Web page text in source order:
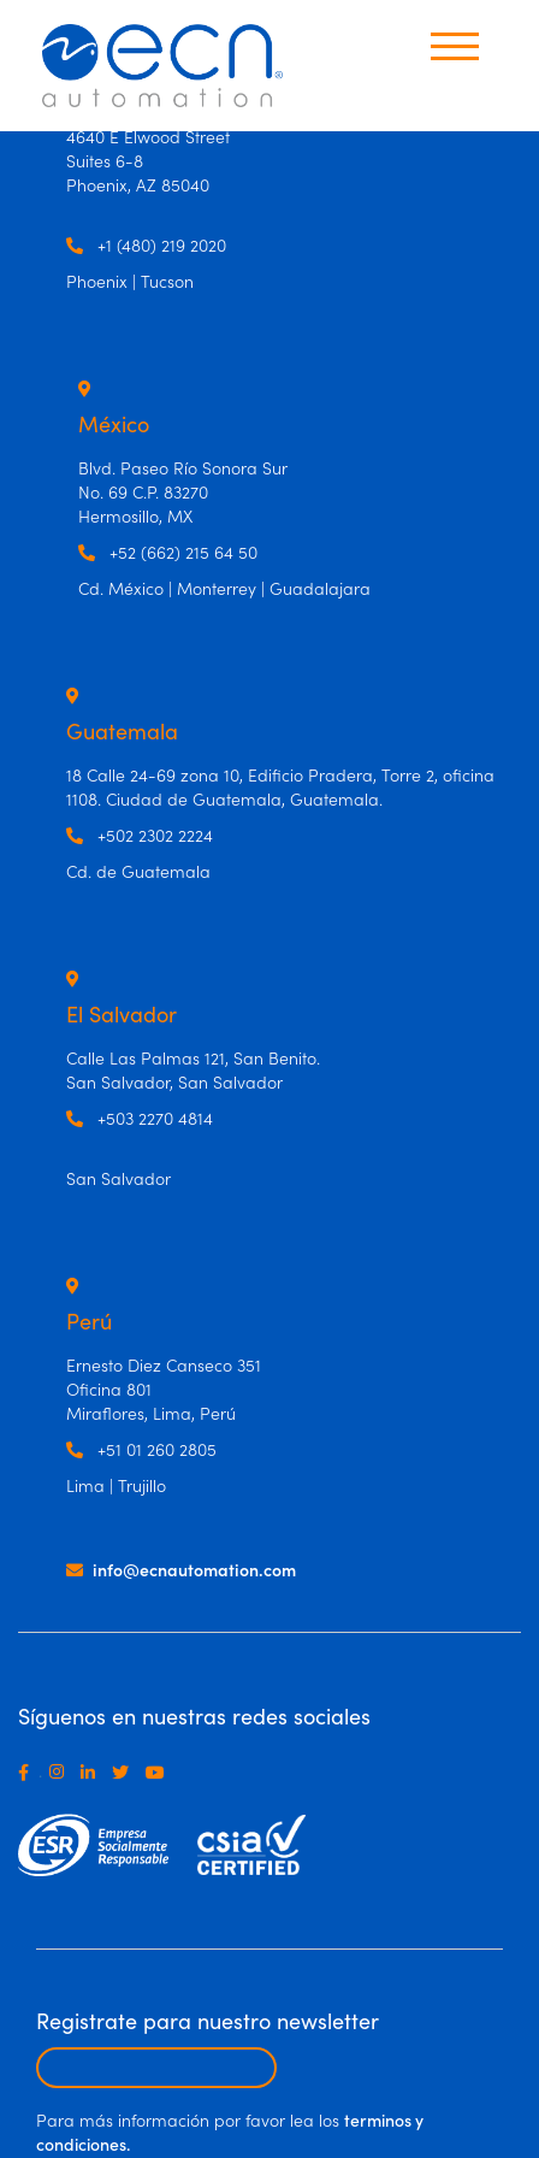
Productos
Oficinas
Contáctanos
USA
4640 E Elwood Street
Suites 6-8
Phoenix, AZ 85040
+1 (480) 219 2020
Phoenix | Tucson
México
Blvd. Paseo Río Sonora Sur
No. 69 C.P. 83270
Hermosillo, MX
+52 (662) 215 64 50
Cd. México | Monterrey | Guadalajara
Guatemala
18 Calle 24-69 zona 10, Edificio Pradera, Torre 2, oficina
1108. Ciudad de Guatemala, Guatemala.
+502 2302 2224
Cd. de Guatemala
El Salvador
Calle Las Palmas 121, San Benito.
San Salvador, San Salvador
+503 2270 4814
San Salvador
Perú
Ernesto Diez Canseco 351
Oficina 801
Miraflores, Lima, Perú
+51 01 260 2805
Lima | Trujillo
info@ecnautomation.com
Síguenos en nuestras redes sociales
.
Registrate para nuestro newsletter
Para más información por favor lea los terminos y
condiciones.